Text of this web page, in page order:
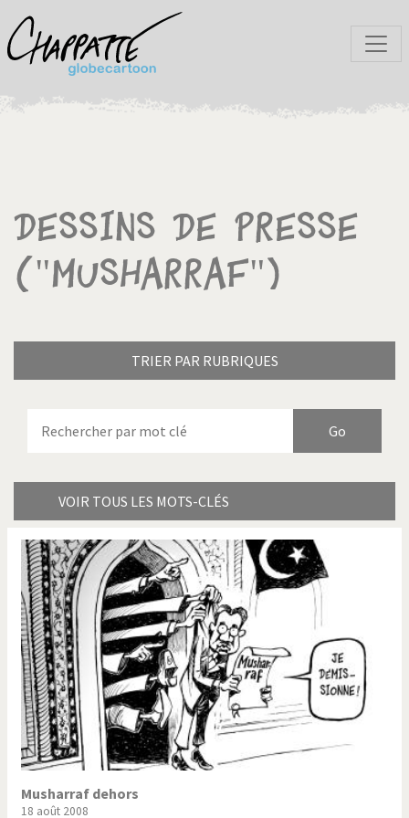
Dessins de presse
("Musharraf")
TRIER PAR RUBRIQUES
VOIR TOUS LES MOTS-CLÉS
Bienvenue en Italie
Bye Biden! Catholique ou pas très?
Chère énergie! Crise grecque
Cybermonde
Du printemps arabe à
l'hiver
Election présidentielle US Guerre en Syrie
Hopp Deutschland Israël - Palestine
L'Amérique et les armes L'Iran tremble
La Chine et nous
La Corée du Nord: guerre ou
Musharraf dehors
18 août 2008